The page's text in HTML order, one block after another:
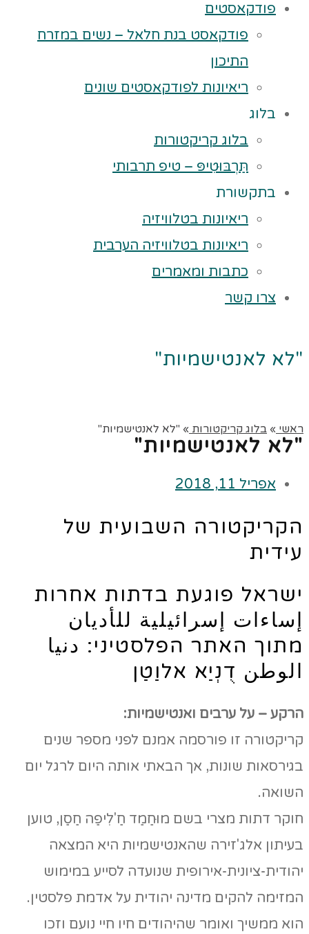
פודקאסטים
פודקאסט בנת חלאל – נשים במזרח
התיכון
ריאיונות לפודקאסטים שונים
בלוג
בלוג קריקטורות
תַּרְבּוּטִיפּ – טיפ תרבותי
בתקשורת
ריאיונות בטלוויזיה
ריאיונות בטלוויזיה הערבית
כתבות ומאמרים
צרו קשר
"לא לאנטישמיות"
ראשי » בלוג קריקטורות » "לא לאנטישמיות"
"לא לאנטישמיות"
אפריל 11, 2018
הקריקטורה השבועית של
עידית
ישראל פוגעת בדתות אחרות
إساءات إسرائيلية للأديان
מתוך האתר הפלסטיני: دنيا
الوطن דֻנְיַא אלוַטַן
הרקע – על ערבים ואנטישמיות:
קריקטורה זו פורסמה אמנם לפני מספר שנים
בגירסאות שונות, אך הבאתי אותה היום לרגל יום
השואה.
חוקר דתות מצרי בשם מוּחַמַד חַ'לִיפַה חַסַן, טוען
בעיתון אלג'זירה שהאנטישמיות היא המצאה
יהודית-ציונית-אירופית שנועדה לסייע במימוש
המזימה להקים מדינה יהודית על אדמת פלסטין.
הוא ממשיך ואומר שהיהודים חיו חיי נועם וזכו